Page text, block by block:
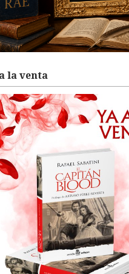
la venta